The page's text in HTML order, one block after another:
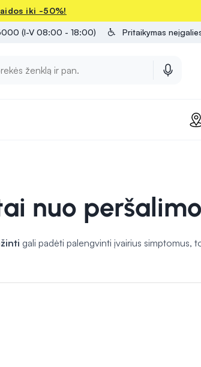
iki -50%!
(I-V 08:00 - 18:00) Pritaikymas
nuo peršalimo
gali padėti palengvinti įvairius simptomus,
dažnai naudojami kartu su kitomis gydymo
peršalimo simptomų
laikytis nurodymų. Jei simptomai yra sunkius,